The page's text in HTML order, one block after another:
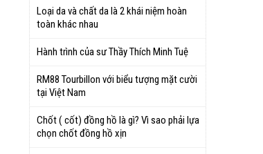
Loại da và chất da là 2 khái niệm hoàn
toàn khác nhau
Hành trình của sư Thầy Thích Minh Tuệ
RM88 Tourbillon với biểu tượng mặt cười
tại Việt Nam
Chốt ( cốt) đồng hồ là gì? Vì sao phải lựa
chọn chốt đồng hồ xịn